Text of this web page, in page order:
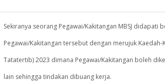
Sekiranya seorang Pegawai/Kakitangan MBSJ
Pegawai/Kakitangan tersebut dengan merujuk
Tatatertib) 2023 dimana Pegawai/Kakitangan boleh
lain sehingga tindakan dibuang kerja.